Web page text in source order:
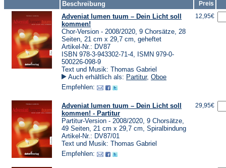
Beschreibung Preis
Adveniat lumen tuum – Dein Licht soll
kommen!
Chor-Version - 2008/2020, 9 Chorsätze, 28
Seiten, 21 cm x 29,7 cm, geheftet
Artikel-Nr.: DV87
ISBN 978-3-943302-71-4, ISMN 979-0-
500226-098-9
Text und Musik: Thomas Gabriel
Auch erhältlich als: Partitur, Oboe
Empfehlen:
12,95€
Adveniat lumen tuum – Dein Licht soll
kommen! - Partitur
Partitur-Version - 2008/2020, 9 Chorsätze,
49 Seiten, 21 cm x 29,7 cm, Spiralbindung
Artikel-Nr.: DV87/01
Text und Musik: Thomas Gabriel
Empfehlen:
29,95€